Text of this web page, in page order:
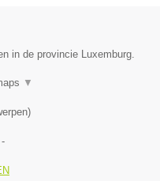
in de provincie Luxemburg.
▼
)
-